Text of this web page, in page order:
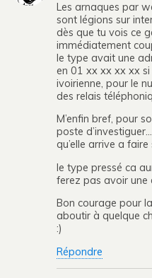
Les arnaques par
sont légions sur
dès que tu vois ce
immédiatement
le type avait une
en 01 xx xx xx xx si
ivoirienne, pour le
des relais
M’enfin bref, pour
poste
qu’elle arrive a
le type pressé ca
ferez pas avoir une
Bon courage pour
aboutir à quelque
:)
Répondre